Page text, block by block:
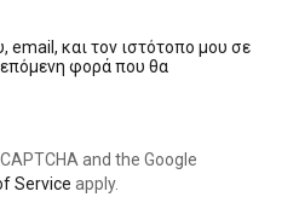
και τον ιστότοπο μου σε
επόμενη φορά που θα
and the Google
Service apply.